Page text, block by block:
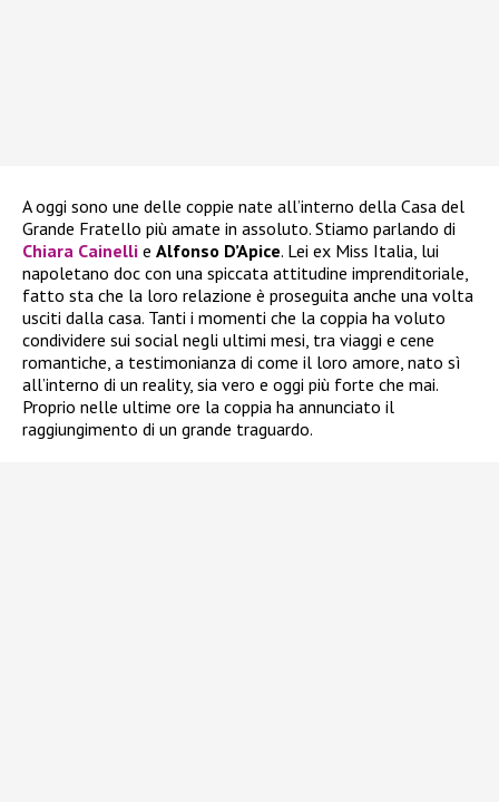
A oggi sono une delle coppie nate all’interno della Casa del
Grande Fratello più amate in assoluto. Stiamo parlando di
Chiara Cainelli e Alfonso D’Apice. Lei ex Miss Italia, lui
napoletano doc con una spiccata attitudine imprenditoriale,
fatto sta che la loro relazione è proseguita anche una volta
usciti dalla casa. Tanti i momenti che la coppia ha voluto
condividere sui social negli ultimi mesi, tra viaggi e cene
romantiche, a testimonianza di come il loro amore, nato sì
all’interno di un reality, sia vero e oggi più forte che mai.
Proprio nelle ultime ore la coppia ha annunciato il
raggiungimento di un grande traguardo.